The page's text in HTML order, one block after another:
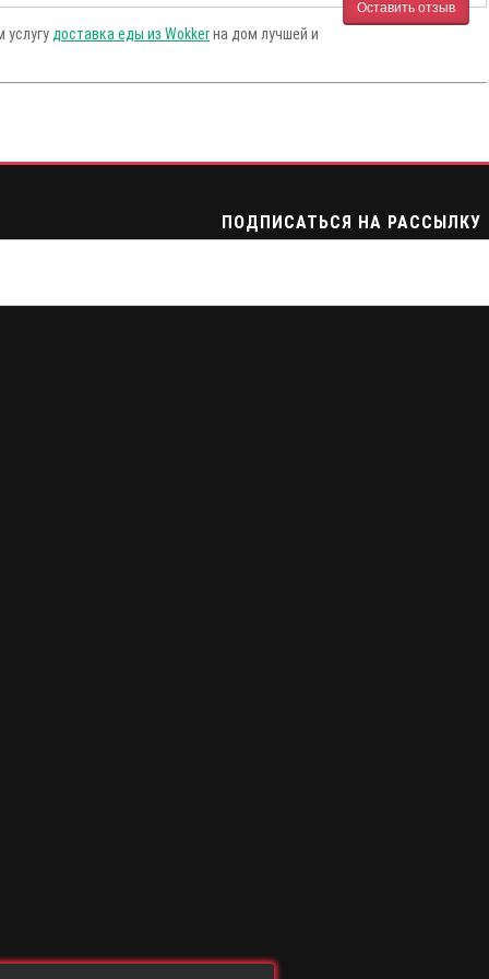
Оставить отзыв
доставка еды из Wokkerна дом лучшей и
ПОДПИСАТЬСЯ НА РАССЫЛКУ